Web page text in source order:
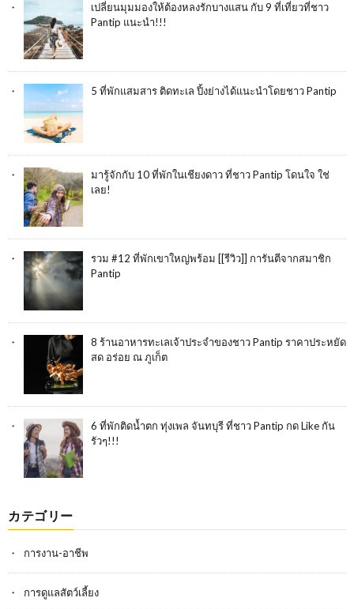
เปลี่ยนมุมมองให้ต้องหลงรักบางแสน กับ 9 ที่เที่ยวที่ชาว
Pantip แนะนำ!!!
5 ที่พักแสมสาร ติดทะเล ปิ้งย่างได้แนะนำโดยชาว Pantip
มารู้จักกับ 10 ที่พักในเชียงดาว ที่ชาว Pantip โดนใจ ใช่
เลย!
รวม #12 ที่พักเขาใหญ่พร้อม [[รีวิว]] การันตีจากสมาชิก
Pantip
8 ร้านอาหารทะเลเจ้าประจำของชาว Pantip ราคาประหยัด
สด อร่อย ณ ภูเก็ต
6 ที่พักติดน้ำตก ทุ่งเพล จันทบุรี ที่ชาว Pantip กด Like กัน
รัวๆ!!!
カテゴリー
การงาน-อาชีพ
การดูแลสัตว์เลี้ยง